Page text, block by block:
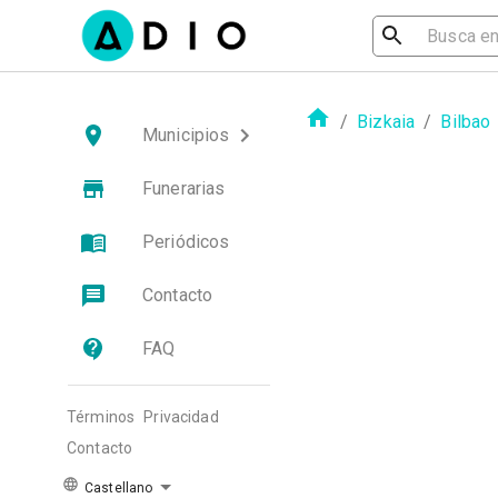
Municipios
Funerarias
Periódicos
Contacto
FAQ
Términos
Privacidad
Contacto
Castellano
/ Bizkaia / Bilbao